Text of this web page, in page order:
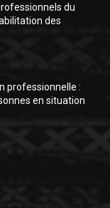
du
des
professionnelle :
en situation